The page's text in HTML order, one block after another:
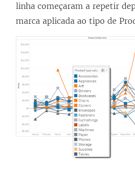
linha começaram a repetir
marca aplicada ao tipo de